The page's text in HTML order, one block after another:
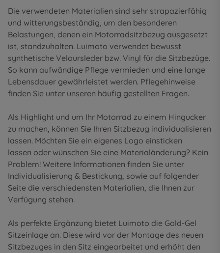
Die verwendeten Materialien sind sehr strapazierfähig
und witterungsbeständig, um den besonderen
Belastungen, denen ein Motorradsitzbezug ausgesetzt
ist, standzuhalten. Luimoto verwendet bewusst
synthetische Veloursleder bzw. Vinyl für die Sitzbezüge.
So kann aufwändige Pflege vermieden und eine lange
Lebensdauer gewährleistet werden. Pflegehinweise
finden Sie unter unseren häufig gestellten Fragen.
Als Highlight und um Ihr Motorrad zu einem Hingucker
zu machen, können Sie Ihren Sitzbezug individualisieren
lassen. Möchten Sie ein eigenes Logo einsticken
lassen oder wünschen Sie eine Materialänderung? Kein
Problem! Weitere Informationen finden Sie unter
Individualisierung & Bestickung, sowie auf folgender
Seite die verschiedensten Materialien, die Ihnen zur
Verfügung stehen.
Als perfekte Ergänzung bietet Luimoto die Gold-Gel
Sitzeinlage an. Diese wird vor der Montage des neuen
Sitzbezuges in den Sitz eingearbeitet und erhöht den